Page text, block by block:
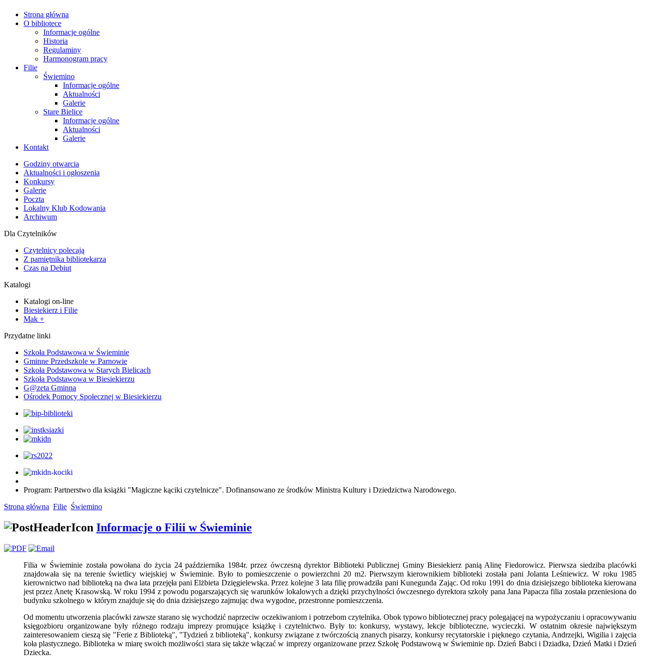
Strona główna
O bibliotece
Informacje ogólne
Historia
Regulaminy
Harmonogram pracy
Filie
Świemino
Informacje ogólne
Aktualności
Galerie
Stare Bielice
Informacje ogólne
Aktualności
Galerie
Kontakt
Godziny otwarcia
Aktualności i ogłoszenia
Konkursy
Galerie
Poczta
Lokalny Klub Kodowania
Archiwum
Dla Czytelników
Czytelnicy polecają
Z pamiętnika bibliotekarza
Czas na Debiut
Katalogi
Katalogi on-line
Biesiekierz i Filie
Mak +
Przydatne linki
Szkoła Podstawowa w Świeminie
Gminne Przedszkole w Parnowie
Szkoła Podstawowa w Starych Bielicach
Szkoła Podstawowa w Biesiekierzu
G@zeta Gminna
Ośrodek Pomocy Społecznej w Biesiekierzu
Program: Partnerstwo dla książki "Magiczne kąciki czytelnicze". Dofinansowano ze środków Ministra Kultury i Dziedzictwa Narodowego.
Strona główna Filie Świemino
Informacje o Filii w Świeminie
Filia w Świeminie została powołana do życia 24 października 1984r. przez ówczesną dyrektor Biblioteki Publicznej Gminy Biesiekierz panią Alinę Fiedorowicz. Pierwsza siedziba placówki
znajdowała się na terenie świetlicy wiejskiej w Świeminie. Było to pomieszczenie o powierzchni 20 m2. Pierwszym kierownikiem biblioteki została pani Jolanta Leśniewicz. W roku 1985
kierownictwo nad biblioteką na dwa lata przejęła pani Elżbieta Dzięgielewska. Przez kolejne 3 lata filię prowadziła pani Kunegunda Zając. Od roku 1991 do dnia dzisiejszego biblioteka kierowana
jest przez Anetę Krasowską. W roku 1994 z powodu pogarszających się warunków lokalowych a dzięki przychylności ówczesnego dyrektora szkoły pana Jana Papacza filia została przeniesiona do
budynku szkolnego w którym znajduje się do dnia dzisiejszego zajmując dwa wygodne, przestronne pomieszczenia.
Od momentu utworzenia placówki zawsze starano się wychodzić naprzeciw oczekiwaniom i potrzebom czytelnika. Obok typowo bibliotecznej pracy polegającej na wypożyczaniu i opracowywaniu
księgozbioru organizowane były różnego rodzaju imprezy promujące książkę i czytelnictwo. Były to: konkursy, wystawy, lekcje biblioteczne, wycieczki. W ostatnim okresie największym
zainteresowaniem cieszą się "Ferie z Biblioteką", "Tydzień z biblioteką", konkursy związane z twórczością znanych pisarzy, konkursy recytatorskie i pięknego czytania, Andrzejki, Wigilia i zajęcia
koła plastycznego. Biblioteka w miarę swoich możliwości stara się także włączać w imprezy organizowane przez Szkołę Podstawową w Świeminie np. Dzień Babci i Dziadka, Dzień Matki i Dzień
Dziecka.